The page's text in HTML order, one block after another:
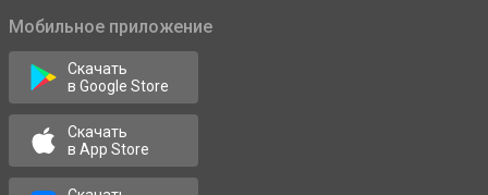
Мобильное приложение
Скачать
в Google Store
Скачать
в App Store